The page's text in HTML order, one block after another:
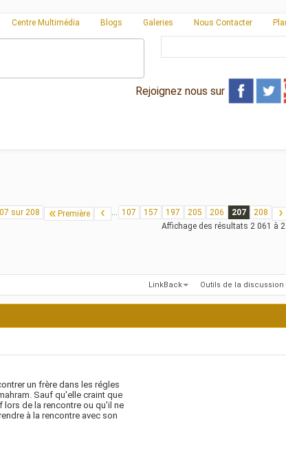
Centre Multimédia Blogs Galeries Nous Contacter
Rejoignez nous sur
sur 208 Première ... 107 157 197 205 206 207 208
Affichage des résultats 2 061 à
LinkBack Outils de la discussion
un frère dans les régles
Sauf qu'elle craint que
de la rencontre ou qu'il ne
à la rencontre avec son